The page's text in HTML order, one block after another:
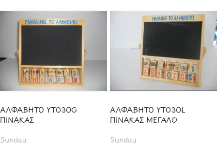
ΑΛΦΑΒΗΤΟ ΥΤ030G
ΠΙΝΑΚΑΣ
Sunday
ΑΛΦΑΒΗΤΟ ΥΤ030L
ΠΙΝΑΚΑΣ ΜΕΓΑΛΟ
Sunday